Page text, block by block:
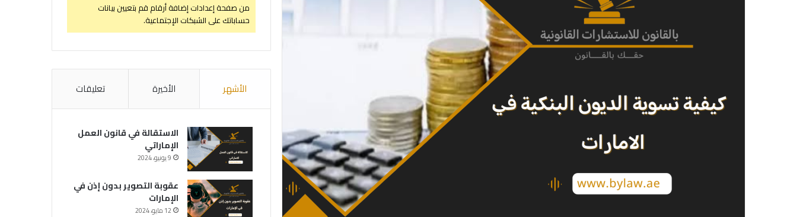
من صفحة إعدادات إضافة أرقام قم بتعيين بيانات
حساباتك على الشبكات الإجتماعية.
الأشهر الأخيرة تعليقات
الاستقالة في قانون العمل
الإماراتي
9 يونيو، 2024
عقوبة التصوير بدون إذن في
الإمارات
12 مايو، 2024